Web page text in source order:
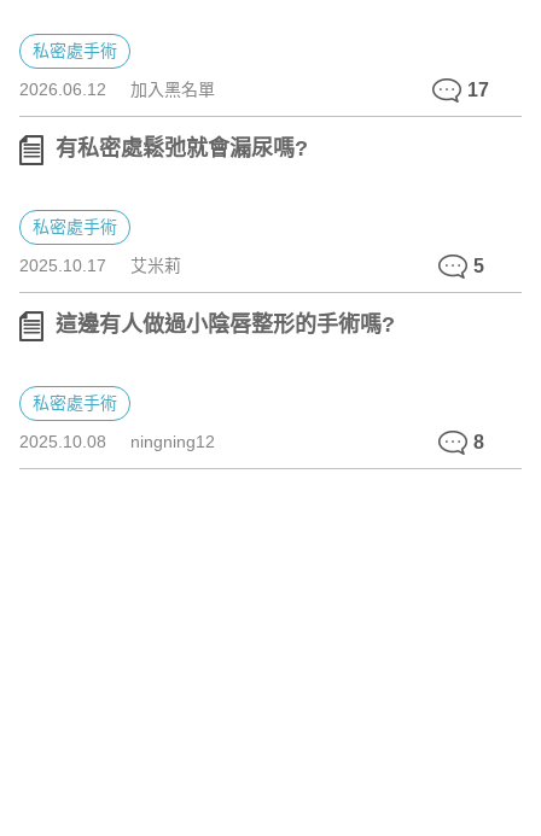
私密處手術
2026.06.12
加入黑名單 17
有私密處鬆弛就會漏尿嗎?
私密處手術
2025.10.17
艾米莉 5
這邊有人做過小陰唇整形的手術嗎?
私密處手術
2025.10.08
ningning12 8